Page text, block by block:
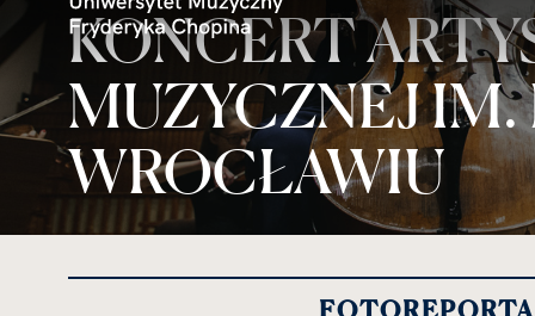
KONCERT
MUZYCZNEJ
WROCŁAWIU